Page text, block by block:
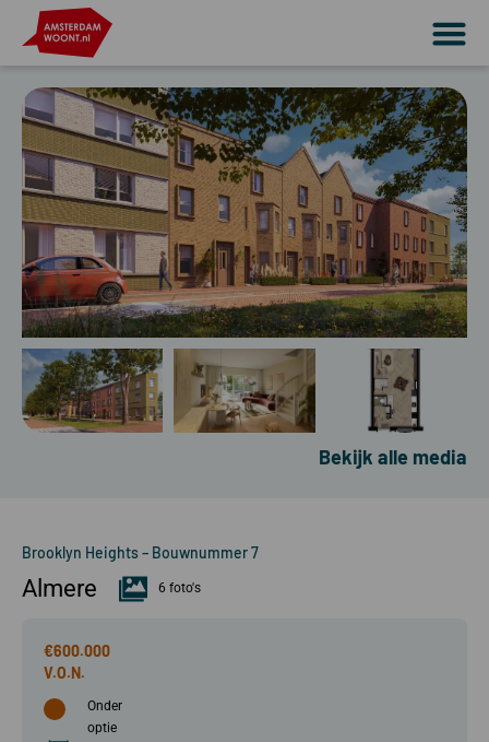
Bekijk alle media
Brooklyn Heights – Bouwnummer 7
Almere 6 foto's
€600.000
Onder
optie